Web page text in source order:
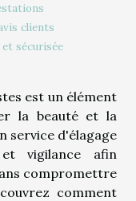
clients
sécurisée
est un élément
la beauté et la
service d'élagage
vigilance afin
compromettre
comment